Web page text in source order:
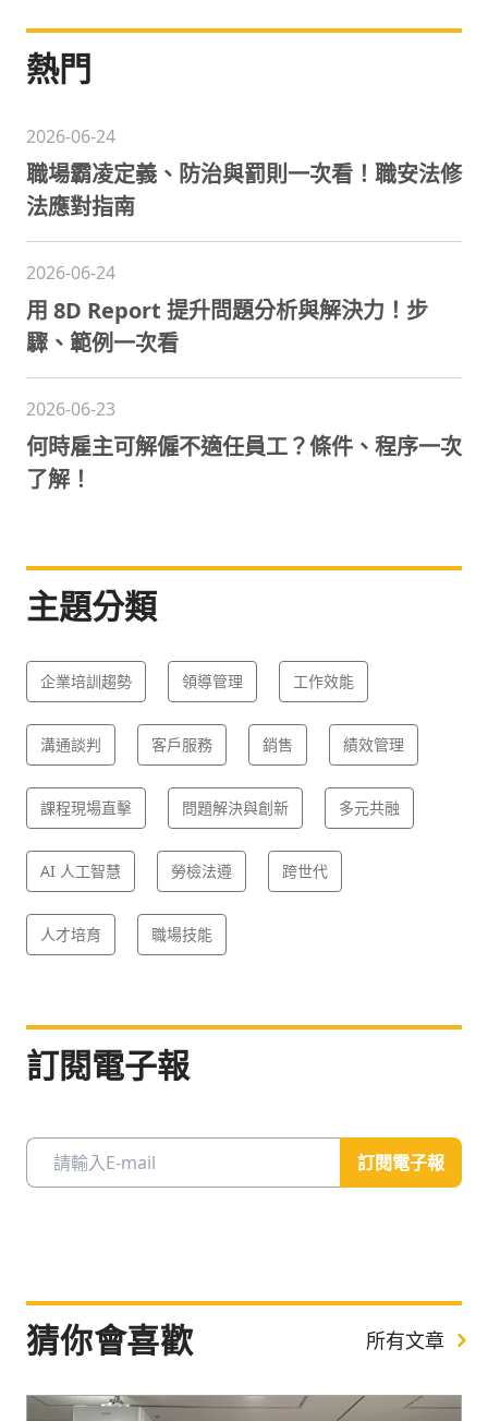
熱門
2026-06-24
職場霸凌定義、防治與罰則一次看！職安法修
法應對指南
2026-06-24
用 8D Report 提升問題分析與解決力！步
驟、範例一次看
2026-06-23
何時雇主可解僱不適任員工？條件、程序一次
了解！
主題分類
企業培訓趨勢 領導管理 工作效能
溝通談判 客戶服務 銷售 績效管理
課程現場直擊 問題解決與創新 多元共融
AI 人工智慧 勞檢法遵 跨世代
人才培育 職場技能
訂閱電子報
訂閱電子報
猜你會喜歡 所有文章